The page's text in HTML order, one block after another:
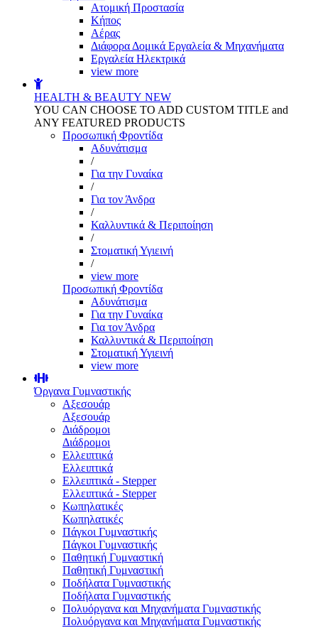
Aτομική Προστασία
Kήπος
Αέρας
Διάφορα Δομικά Εργαλεία & Μηχανήματα
Εργαλεία Ηλεκτρικά
view more
HEALTH & BEAUTY NEW
YOU CAN CHOOSE TO ADD CUSTOM TITLE and
ANY FEATURED PRODUCTS
Προσωπική Φροντίδα
Αδυνάτισμα
/
Για την Γυναίκα
/
Για τον Άνδρα
/
Καλλυντικά & Περιποίηση
/
Στοματική Υγιεινή
/
view more
Προσωπική Φροντίδα
Αδυνάτισμα
Για την Γυναίκα
Για τον Άνδρα
Καλλυντικά & Περιποίηση
Στοματική Υγιεινή
view more
Όργανα Γυμναστικής
Αξεσουάρ
Αξεσουάρ
Διάδρομοι
Διάδρομοι
Ελλειπτικά
Ελλειπτικά
Ελλειπτικά - Stepper
Ελλειπτικά - Stepper
Κωπηλατικές
Κωπηλατικές
Πάγκοι Γυμναστικής
Πάγκοι Γυμναστικής
Παθητική Γυμναστική
Παθητική Γυμναστική
Ποδήλατα Γυμναστικής
Ποδήλατα Γυμναστικής
Πολυόργανα και Μηχανήματα Γυμναστικής
Πολυόργανα και Μηχανήματα Γυμναστικής